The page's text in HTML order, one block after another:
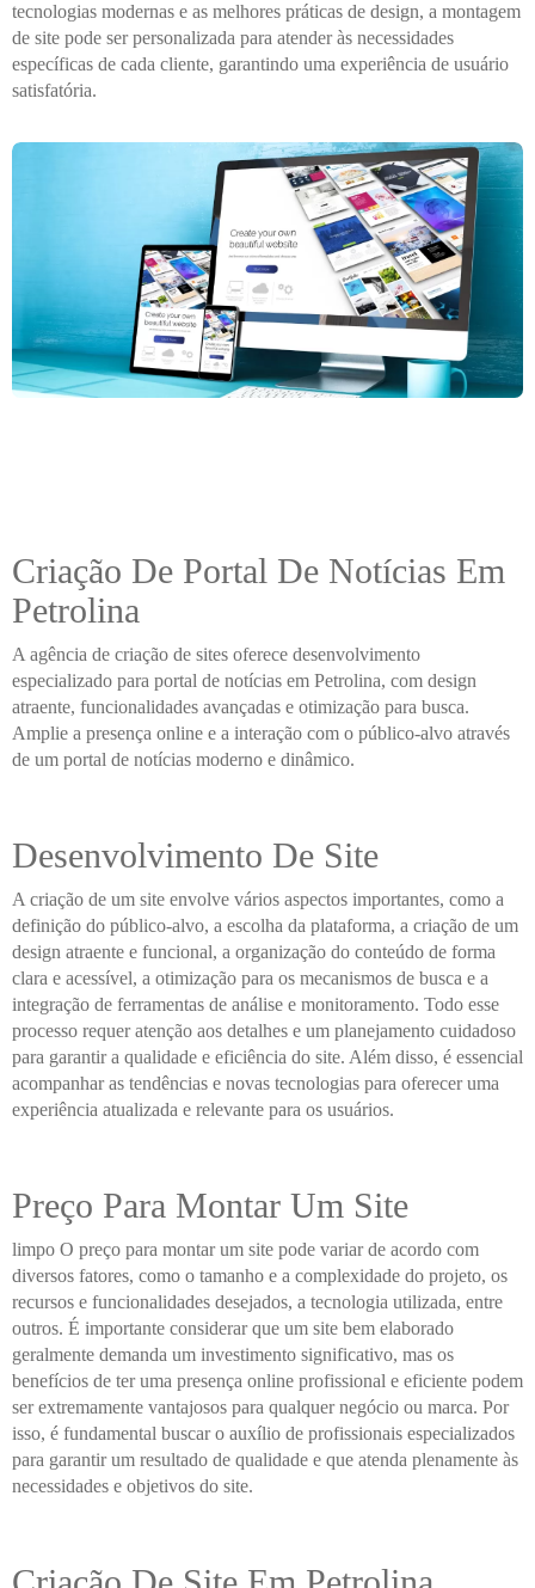
tecnologias modernas e as melhores práticas de design, a montagem
de site pode ser personalizada para atender às necessidades
específicas de cada cliente, garantindo uma experiência de usuário
satisfatória.
Criação De Portal De Notícias Em
Petrolina
A agência de criação de sites oferece desenvolvimento
especializado para portal de notícias em Petrolina, com design
atraente, funcionalidades avançadas e otimização para busca.
Amplie a presença online e a interação com o público-alvo através
de um portal de notícias moderno e dinâmico.
Desenvolvimento De Site
A criação de um site envolve vários aspectos importantes, como a
definição do público-alvo, a escolha da plataforma, a criação de um
design atraente e funcional, a organização do conteúdo de forma
clara e acessível, a otimização para os mecanismos de busca e a
integração de ferramentas de análise e monitoramento. Todo esse
processo requer atenção aos detalhes e um planejamento cuidadoso
para garantir a qualidade e eficiência do site. Além disso, é essencial
acompanhar as tendências e novas tecnologias para oferecer uma
experiência atualizada e relevante para os usuários.
Preço Para Montar Um Site
limpo O preço para montar um site pode variar de acordo com
diversos fatores, como o tamanho e a complexidade do projeto, os
recursos e funcionalidades desejados, a tecnologia utilizada, entre
outros. É importante considerar que um site bem elaborado
geralmente demanda um investimento significativo, mas os
benefícios de ter uma presença online profissional e eficiente podem
ser extremamente vantajosos para qualquer negócio ou marca. Por
isso, é fundamental buscar o auxílio de profissionais especializados
para garantir um resultado de qualidade e que atenda plenamente às
necessidades e objetivos do site.